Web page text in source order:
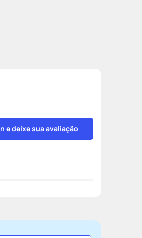
e deixe sua avaliação